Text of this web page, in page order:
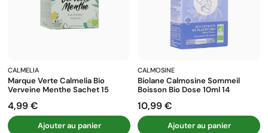
CALMELIA
Marque Verte Calmelia Bio
Verveine Menthe Sachet 15
Prix
4,99 €
Ajouter au panier
CALMOSINE
Biolane Calmosine Sommeil
Boisson Bio Dose 10ml 14
Prix
10,99 €
Ajouter au panier